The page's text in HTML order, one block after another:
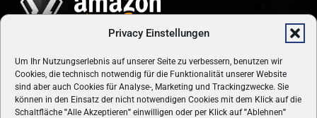
Privacy Einstellungen
Um Ihr Nutzungserlebnis auf unserer Seite zu verbessern, benutzen wir
Cookies, die technisch notwendig für die Funktionalität unserer Website
sind aber auch Cookies für Analyse-, Marketing und Trackingzwecke. Sie
können in den Einsatz der nicht notwendigen Cookies mit dem Klick auf die
Schaltfläche "Alle Akzeptieren" einwilligen oder per Klick auf"Ablehnen"